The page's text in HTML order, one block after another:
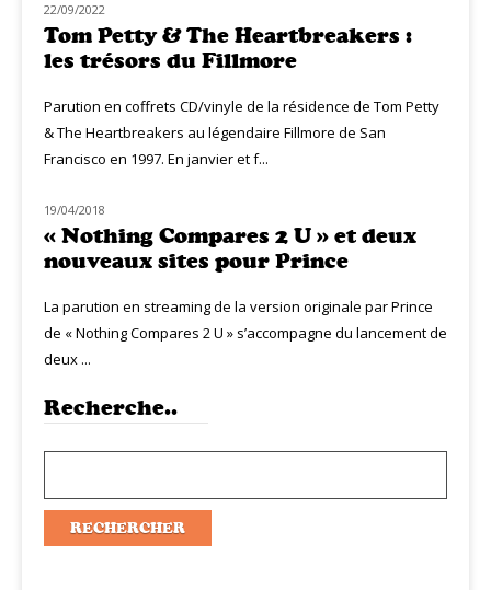
NOUVEAUTÉS
22/09/2022
Tom Petty & The Heartbreakers :
les trésors du Fillmore
Parution en coffrets CD/vinyle de la résidence de Tom Petty
& The Heartbreakers au légendaire Fillmore de San
Francisco en 1997. En janvier et f...
MUZIQ NEWS
19/04/2018
« Nothing Compares 2 U » et deux
nouveaux sites pour Prince
La parution en streaming de la version originale par Prince
de « Nothing Compares 2 U » s’accompagne du lancement de
deux ...
Recherche..